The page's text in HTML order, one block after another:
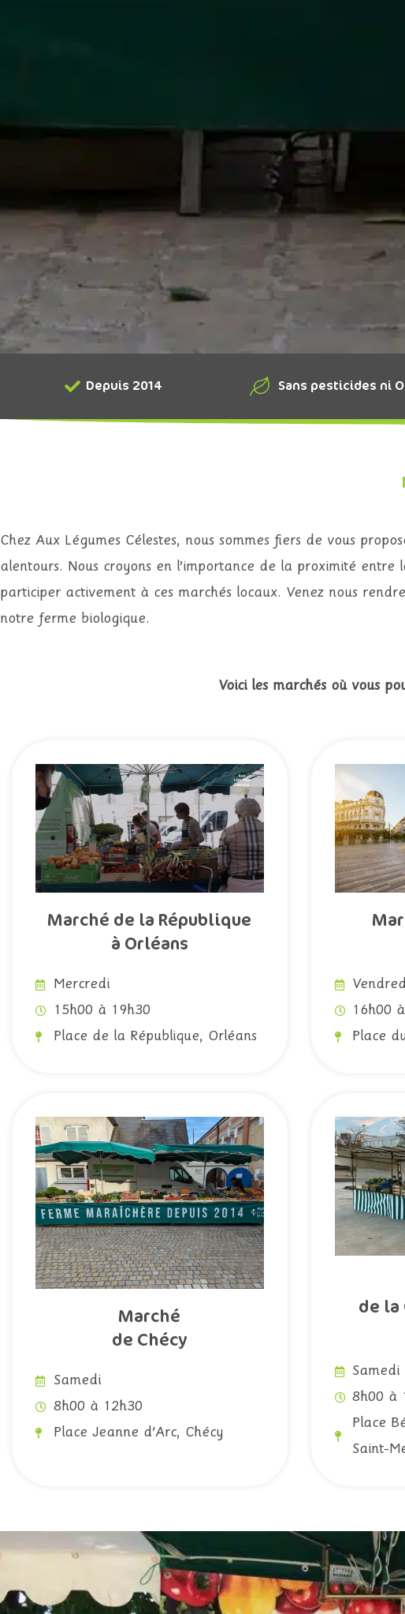
Depuis 2014 Sans pesticides ni
Chez Aux Légumes Célestes, nous sommes fiers de vous
alentours. Nous croyons en l’importance de la proximité entre
participer activement à ces marchés locaux. Venez nous
notre ferme biologique.
Voici les marchés où vous
Marché de la République
à Orléans
Mercredi
15h00 à 19h30
Place de la République, Orléans
16h00
Place
Marché
de Chécy
Samedi
8h00 à 12h30
Place Jeanne d'Arc, Chécy
de la
Samedi
8h00 à
Place
Saint-